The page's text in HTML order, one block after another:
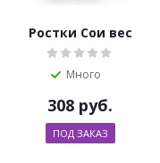
Ростки Сои вес
Много
308 руб.
ПОД ЗАКАЗ